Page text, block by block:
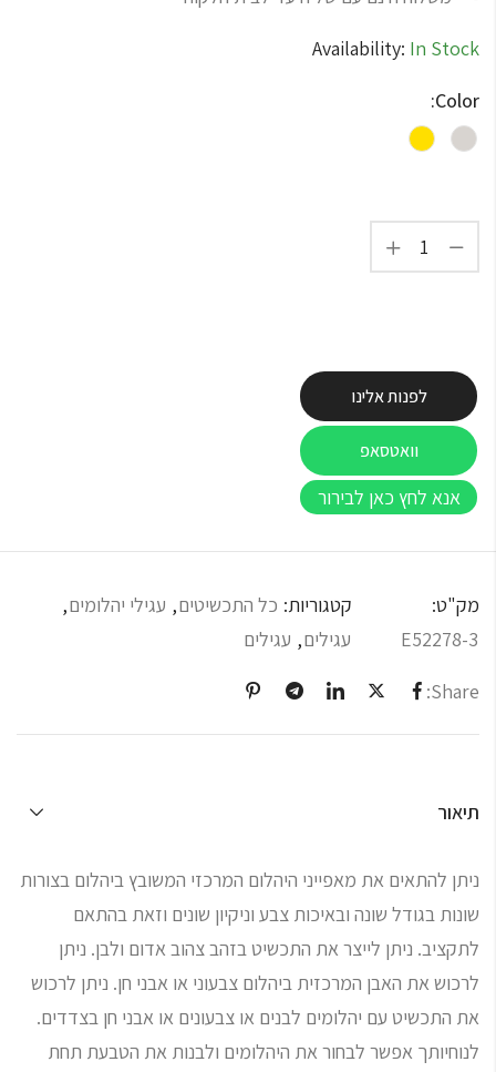
Availability: In Stock
Color:
לפנות אלינו
וואטסאפ
אנא לחץ כאן לבירור
מק"ט:
E52278-3
קטגוריות: כל התכשיטים, עגילי יהלומים,
עגילים, עגילים
Share:
תיאור
ניתן להתאים את מאפייני היהלום המרכזי המשובץ ביהלום בצורות
שונות בגודל שונה ובאיכות צבע וניקיון שונים וזאת בהתאם
לתקציב. ניתן לייצר את התכשיט בזהב צהוב אדום ולבן. ניתן
לרכוש את האבן המרכזית ביהלום צבעוני או אבני חן. ניתן לרכוש
את התכשיט עם יהלומים לבנים או צבעונים או אבני חן בצדדים.
לנוחיותך אפשר לבחור את היהלומים ולבנות את הטבעת תחת